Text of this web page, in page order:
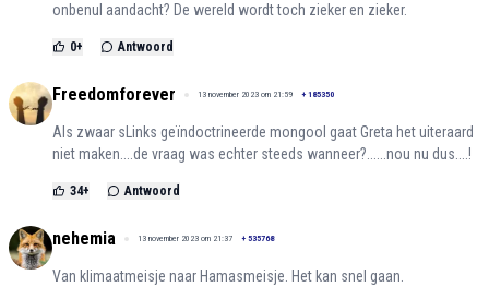
onbenul aandacht? De wereld wordt toch zieker en zieker.
0+ Antwoord
Freedomforever 13 november 2023 om 21:59 + 185350
Als zwaar sLinks geïndoctrineerde mongool gaat Greta het uiteraard
niet maken....de vraag was echter steeds wanneer?......nou nu dus....!
34+ Antwoord
nehemia 13 november 2023 om 21:37 + 535768
Van klimaatmeisje naar Hamasmeisje. Het kan snel gaan.